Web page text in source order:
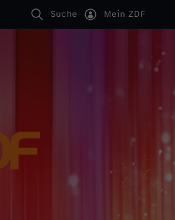
Suche Mein ZDF